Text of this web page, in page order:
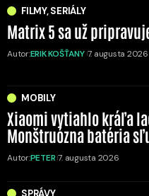
FILMY, SERIÁLY
Matrix 5 sa už
Autor:ERIK KOŠŤANY 7. augusta 2026
MOBILY
Xiaomi vytiahlo kráľa
Monštruózna batéria
Autor:PETER 7. augusta 2026
SPRÁVY